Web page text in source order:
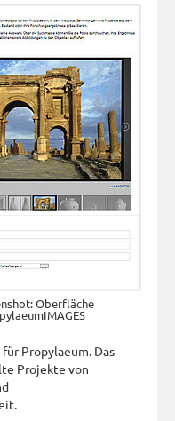
Oberfläche
Propylaeum. Das
Projekte von